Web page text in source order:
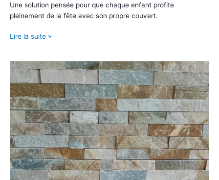
Une solution pensée pour que chaque enfant profite
pleinement de la fête avec son propre couvert.
Kit
Lire la suite »